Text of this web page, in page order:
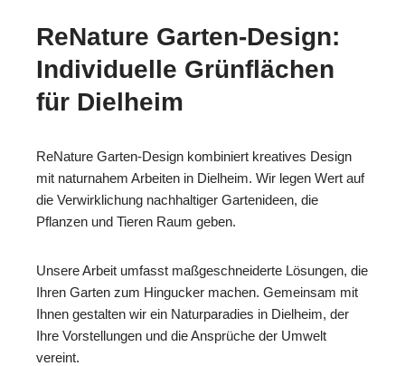
ReNature Garten-Design:
Individuelle Grünflächen
für Dielheim
ReNature Garten-Design kombiniert kreatives Design
mit naturnahem Arbeiten in Dielheim. Wir legen Wert auf
die Verwirklichung nachhaltiger Gartenideen, die
Pflanzen und Tieren Raum geben.
Unsere Arbeit umfasst maßgeschneiderte Lösungen, die
Ihren Garten zum Hingucker machen. Gemeinsam mit
Ihnen gestalten wir ein Naturparadies in Dielheim, der
Ihre Vorstellungen und die Ansprüche der Umwelt
vereint.